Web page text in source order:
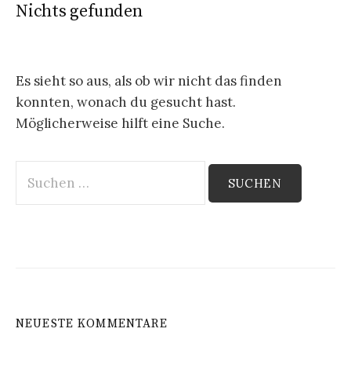
Nichts gefunden
Es sieht so aus, als ob wir nicht das finden
konnten, wonach du gesucht hast.
Möglicherweise hilft eine Suche.
Suchen
nach:
NEUESTE KOMMENTARE